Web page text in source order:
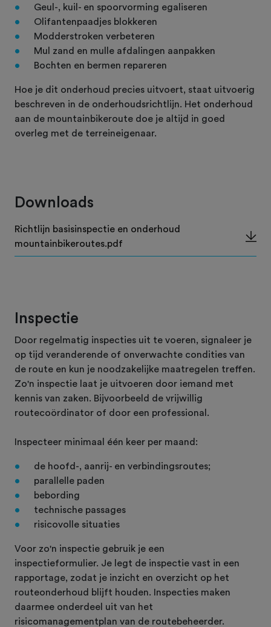
Geul-, kuil- en spoorvorming egaliseren
Olifantenpaadjes blokkeren
Modderstroken verbeteren
Mul zand en mulle afdalingen aanpakken
Bochten en bermen repareren
Hoe je dit onderhoud precies uitvoert, staat uitvoerig
beschreven in de onderhoudsrichtlijn. Het onderhoud
aan de mountainbikeroute doe je altijd in goed
overleg met de terreineigenaar.
Downloads
Richtlijn basisinspectie en onderhoud
mountainbikeroutes.pdf
Inspectie
Door regelmatig inspecties uit te voeren, signaleer je
op tijd veranderende of onverwachte condities van
de route en kun je noodzakelijke maatregelen treffen.
Zo'n inspectie laat je uitvoeren door iemand met
kennis van zaken. Bijvoorbeeld de vrijwillig
routecoördinator of door een professional.
Inspecteer minimaal één keer per maand:
de hoofd-, aanrij- en verbindingsroutes;
parallelle paden
bebording
technische passages
risicovolle situaties
Voor zo'n inspectie gebruik je een
inspectieformulier. Je legt de inspectie vast in een
rapportage, zodat je inzicht en overzicht op het
routeonderhoud blijft houden. Inspecties maken
daarmee onderdeel uit van het
risicomanagementplan van de routebeheerder.